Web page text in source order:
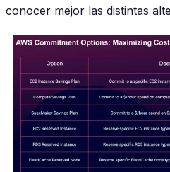
conocer mejor las distintas